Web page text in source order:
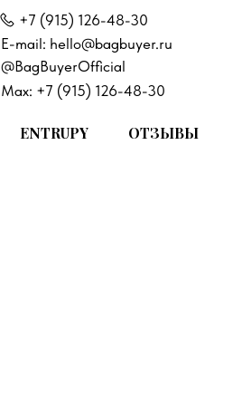
E-mail: hello@bagbuyer.ru
+7 (915) 126-48-30
@BagBuyerOfficial
Max: +7 (915) 126-48-30
ENTRUPY ОТЗЫВЫ